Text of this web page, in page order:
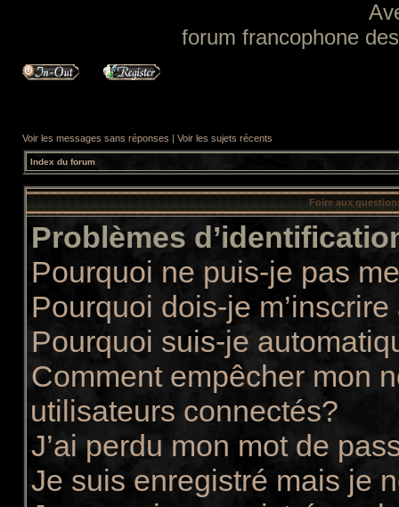
forum francophone
Voir les messages sans réponses | Voir les sujets récents
Index du forum
Foire aux
Problèmes
Pourquoi ne puis-je pas
Pourquoi dois-je
Pourquoi suis-je
Comment empêcher mon
utilisateurs connectés?
J’ai perdu mon mot de
Je suis enregistré mais je